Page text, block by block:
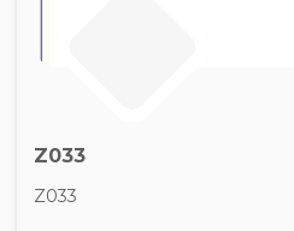
Z033
Z033